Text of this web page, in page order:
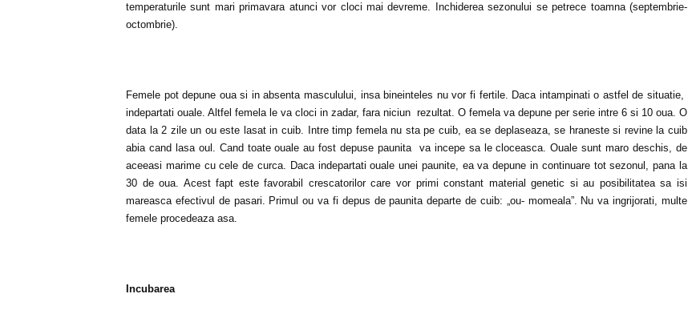
temperaturile sunt mari primavara atunci vor cloci mai devreme. Inchiderea sezonului se petrece toamna (septembrie-
octombrie).
Femele pot depune oua si in absenta masculului, insa bineinteles nu vor fi fertile. Daca intampinati o astfel de situatie,
indepartati ouale. Altfel femela le va cloci in zadar, fara niciun rezultat. O femela va depune per serie intre 6 si 10 oua. O
data la 2 zile un ou este lasat in cuib. Intre timp femela nu sta pe cuib, ea se deplaseaza, se hraneste si revine la cuib
abia cand lasa oul. Cand toate ouale au fost depuse paunita va incepe sa le cloceasca. Ouale sunt maro deschis, de
aceeasi marime cu cele de curca. Daca indepartati ouale unei paunite, ea va depune in continuare tot sezonul, pana la
30 de oua. Acest fapt este favorabil crescatorilor care vor primi constant material genetic si au posibilitatea sa isi
mareasca efectivul de pasari. Primul ou va fi depus de paunita departe de cuib: „ou- momeala”. Nu va ingrijorati, multe
femele procedeaza asa.
Incubarea